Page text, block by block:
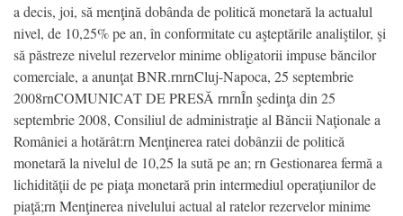
a decis, joi, să menţină dobânda de politică monetară la actualul
nivel, de 10,25% pe an, în conformitate cu aşteptările analiştilor, şi
să păstreze nivelul rezervelor minime obligatorii impuse băncilor
comerciale, a anunţat BNR.rnrnCluj-Napoca, 25 septembrie
2008rnCOMUNICAT DE PRESĂ rnrnÎn şedinţa din 25
septembrie 2008, Consiliul de administraţie al Băncii Naţionale a
României a hotărât:rn Menţinerea ratei dobânzii de politică
monetară la nivelul de 10,25 la sută pe an; rn Gestionarea fermă a
lichidităţii de pe piaţa monetară prin intermediul operaţiunilor de
piaţă;rn Menţinerea nivelului actual al ratelor rezervelor minime